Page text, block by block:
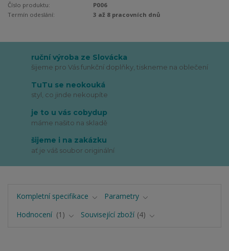
Číslo produktu:
P006
Termín odeslání:
3 až 8 pracovních dnů
ruční výroba ze Slovácka
šijeme pro Vás funkční doplňky, tiskneme na oblečení
TuTu se neokouká
styl, co jinde nekoupíte
je to u vás cobydup
máme našito na skladě
šijeme i na zakázku
ať je váš soubor originální
Kompletní specifikace
Parametry
Hodnocení
1 Související zboží 4